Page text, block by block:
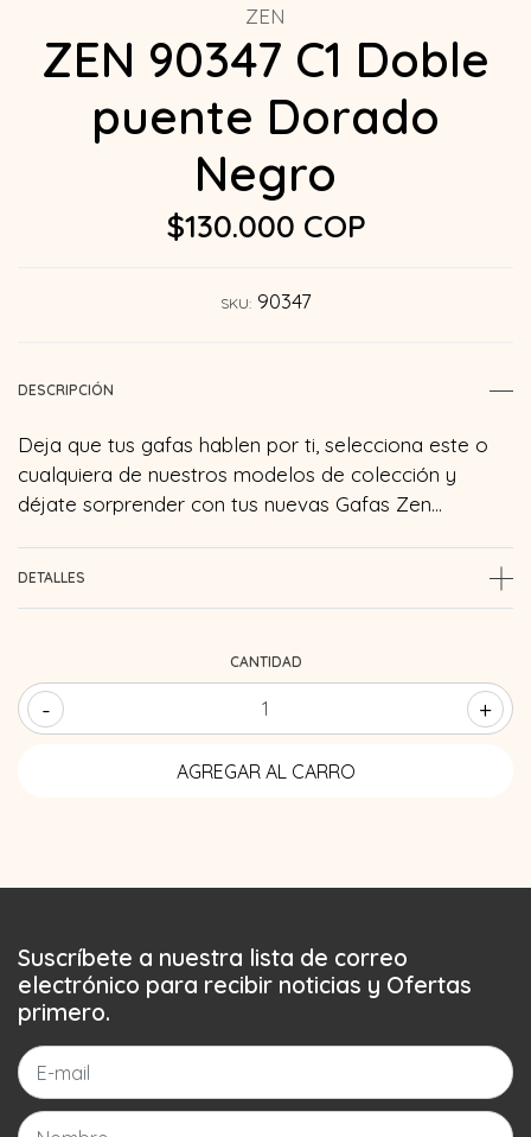
ZEN
ZEN 90347 C1 Doble
puente Dorado
Negro
$130.000 COP
SKU: 90347
DESCRIPCIÓN
Deja que tus gafas hablen por ti, selecciona este o
cualquiera de nuestros modelos de colección y
déjate sorprender con tus nuevas Gafas Zen…
DETALLES
CANTIDAD
- +
Suscríbete a nuestra lista de correo
electrónico para recibir noticias y Ofertas
primero.